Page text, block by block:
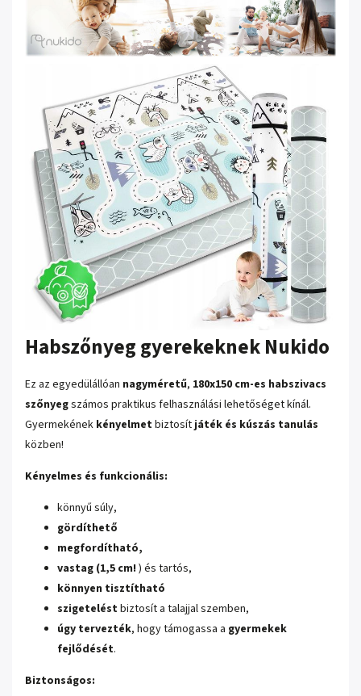
Habszőnyeg gyerekeknek Nukido
Ez az egyedülállóan nagyméretű, 180x150 cm-es habszivacs
szőnyegszámos praktikus felhasználási lehetőséget kínál.
Gyermekének kényelmetbiztosít játék és kúszás tanulás
közben!
Kényelmes és funkcionális:
könnyű súly,
gördíthető
megfordítható,
vastag (1,5 cm! ) és tartós,
könnyen tisztítható
szigeteléstbiztosít a talajjal szemben,
úgy tervezték, hogy támogassa a gyermekek
fejlődését.
Biztonságos: